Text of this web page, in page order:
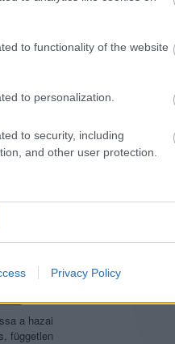
to functionality of the website
to personalization.
to security, including
and other user protection.
Privacy Policy
a hazai
a hazai
független